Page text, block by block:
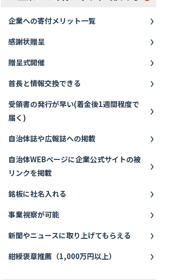
企業への寄付メリット一覧
感謝状贈呈
贈呈式開催
首長と情報交換できる
受領書の発行が早い(着金後1週間程度で
届く)
自治体誌や広報誌への掲載
自治体WEBページに企業公式サイトの被
リンクを掲載
銘板に社名入れる
事業視察が可能
新聞やニュースに取り上げてもらえる
紺綬褒章推薦（1,000万円以上）